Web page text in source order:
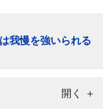
我慢を強いられる